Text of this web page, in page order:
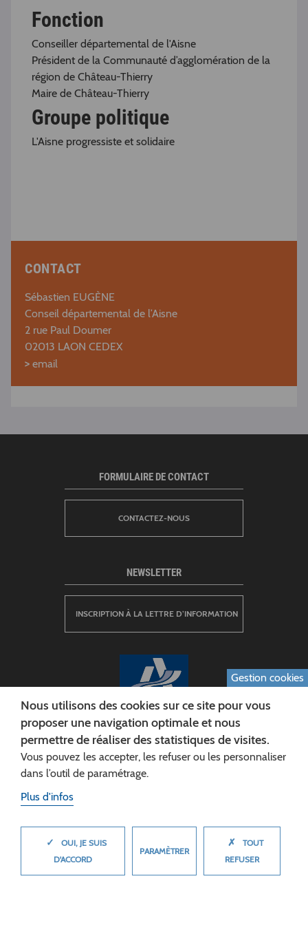
Fonction
Conseiller départemental de l'Aisne
Président de la Communauté d’agglomération de la
région de Château-Thierry
Maire de Château-Thierry
Groupe politique
L'Aisne progressiste et solidaire
CONTACT
Sébastien EUGÈNE
Conseil départemental de l’Aisne
2 rue Paul Doumer
02013 LAON CEDEX
> email
CONSEIL DÉPARTEMENTAL DE L'AISNE
Siège :
FORMULAIRE DE CONTACT
CONTACTEZ-NOUS
NEWSLETTER
INSCRIPTION À LA LETTRE D’INFORMATION
Gestion cookies
Nous utilisons des cookies sur ce site pour vous
proposer une navigation optimale et nous
permettre de réaliser des statistiques de visites.
Vous pouvez les accepter, les refuser ou les personnaliser
dans l’outil de paramétrage.
Plus d'infos
✓
OUI, JE SUIS
D'ACCORD
PARAMÈTRER
✗
TOUT
REFUSER
MASQUER